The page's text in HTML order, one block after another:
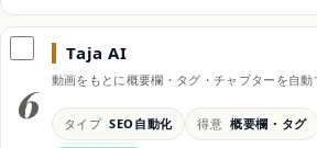
料金
無料プランあり / Pro 月4.99ドル前後
無料枠
無料プランで基本機能を試せる
向く用途
タグ・タイトルのSEO最適化
6
Taja AI
動画をもとに概要欄・タグ・チャプターを自
タイプ SEO自動化 得意 概要欄・タグ